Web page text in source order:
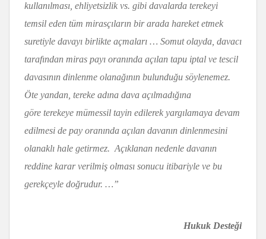
kullanılması, ehliyetsizlik vs. gibi davalarda terekeyi
temsil eden tüm mirasçıların bir arada hareket etmek
suretiyle davayı birlikte açmaları … Somut olayda, davacı
tarafından miras payı oranında açılan tapu iptal ve tescil
davasının dinlenme olanağının bulunduğu söylenemez.
Öte yandan, tereke adına dava açılmadığına
göre terekeye mümessil tayin edilerek yargılamaya devam
edilmesi de pay oranında açılan davanın dinlenmesini
olanaklı hale getirmez. Açıklanan nedenle davanın
reddine karar verilmiş olması sonucu itibariyle ve bu
gerekçeyle doğrudur. …”
Hukuk Desteği